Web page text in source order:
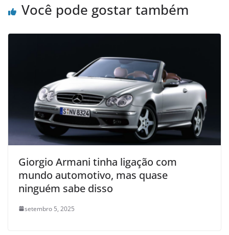
Você pode gostar também
Giorgio Armani tinha ligação com
mundo automotivo, mas quase
ninguém sabe disso
setembro 5, 2025